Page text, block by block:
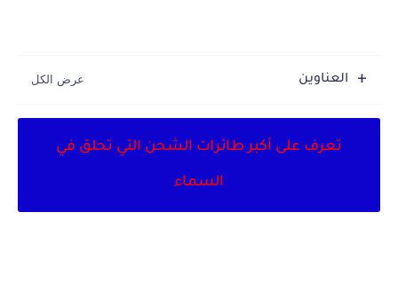
العناوين
تعرف على أكبر طائرات الشحن التي تحلق في
السماء